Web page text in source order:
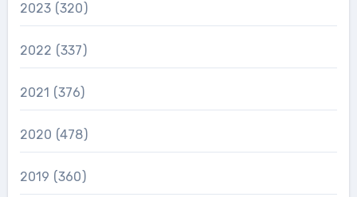
2023 (320)
2022 (337)
2021 (376)
2020 (478)
2019 (360)